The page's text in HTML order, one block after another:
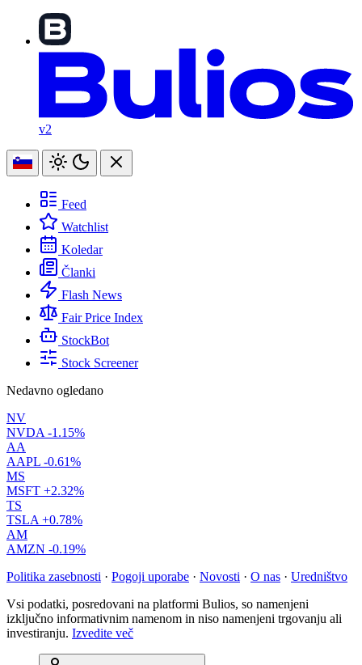
v2
Feed
Watchlist
Koledar
Članki
Flash News
Fair Price Index
StockBot
Stock Screener
Nedavno ogledano
NV
NVDA -1.15%
AA
AAPL -0.61%
MS
MSFT +2.32%
TS
TSLA +0.78%
AM
AMZN -0.19%
Politika zasebnosti · Pogoji uporabe · Novosti · O nas · Uredništvo
Vsi podatki, posredovani na platformi Bulios, so namenjeni
izključno informativnim namenom in niso namenjeni trgovanju ali
investiranju. Izvedite več